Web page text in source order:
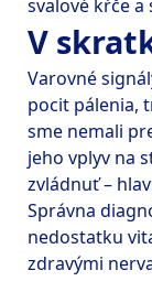
V
Varovné
pocit pálenia,
sme nemali
jeho vplyv na
zvládnuť –
Správna
nedostatku